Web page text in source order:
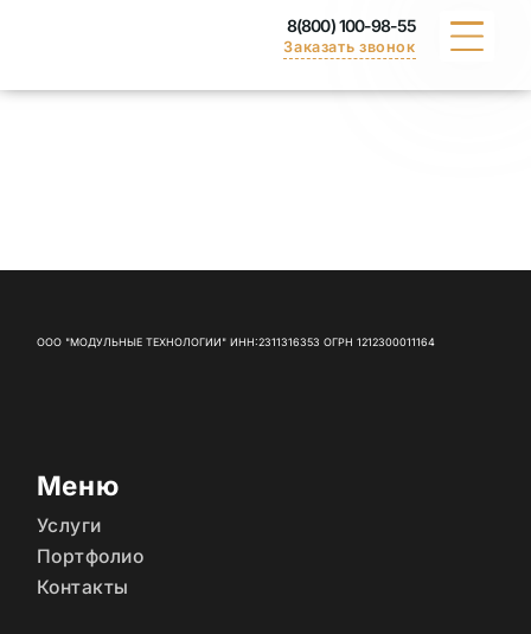
8(800) 100-98-55
Заказать звонок
ДОСТАВКА
ООО "МОДУЛЬНЫЕ ТЕХНОЛОГИИ" ИНН:2311316353 ОГРН 1212300011164
Меню
Услуги
Портфолио
Контакты